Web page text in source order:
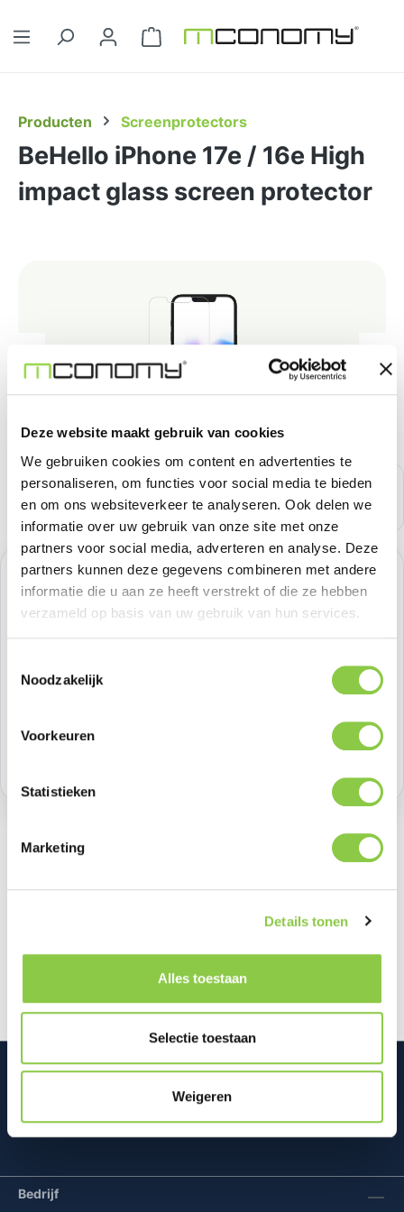
Deze website maakt gebruik van cookies
We gebruiken cookies om content en advertenties te
personaliseren, om functies voor social media te bieden
en om ons websiteverkeer te analyseren. Ook delen we
informatie over uw gebruik van onze site met onze
partners voor social media, adverteren en analyse. Deze
partners kunnen deze gegevens combineren met andere
informatie die u aan ze heeft verstrekt of die ze hebben
verzameld op basis van uw gebruik van hun services.
Noodzakelijk
Voorkeuren
Statistieken
Marketing
Details tonen
Alles toestaan
Selectie toestaan
Weigeren
Winkelwagentje bevat 0 artikelen.
Producten Screenprotectors
BeHello iPhone 17e / 16e High
impact glass screen protector
Normale prijs:
€ 20,65
Prijzen excl. BTW
Producthoeveelheid: Voer de
Productnummer:
Beschrijving
Het scherm is een van de meest kwetsbare
Bedrijf